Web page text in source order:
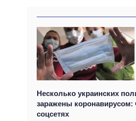
Несколько украинских
заражены коронавирусом:
соцсетях